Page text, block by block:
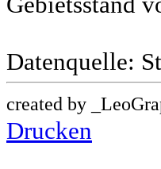
Datenquelle:
created by
Drucken